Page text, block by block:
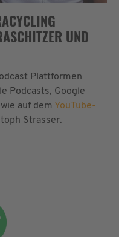
UND
Plattformen
Podcasts, Google
auf dem YouTube-
Strasser.